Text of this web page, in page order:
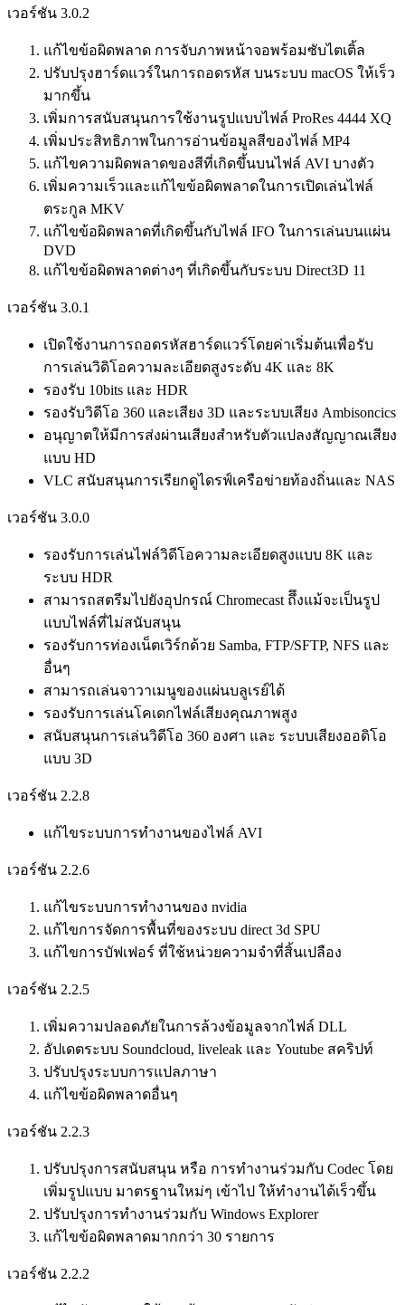
เวอร์ชัน 3.0.2
แก้ไขข้อผิดพลาด การจับภาพหน้าจอพร้อมซับไตเติ้ล
ปรับปรุงฮาร์ดแวร์ในการถอดรหัส บนระบบ macOS ให้เร็ว
มากขึ้น
เพิ่มการสนับสนุนการใช้งานรูปแบบไฟล์ ProRes 4444 XQ
เพิ่มประสิทธิภาพในการอ่านข้อมูลสีของไฟล์ MP4
แก้ไขความผิดพลาดของสีที่เกิดขึ้นบนไฟล์ AVI บางตัว
เพิ่มความเร็วและแก้ไขข้อผิดพลาดในการเปิดเล่นไฟล์
ตระกูล MKV
แก้ไขข้อผิดพลาดที่เกิดขึ้นกับไฟล์ IFO ในการเล่นบนแผ่น
DVD
แก้ไขข้อผิดพลาดต่างๆ ที่เกิดขึ้นกับระบบ Direct3D 11
เวอร์ชัน 3.0.1
เปิดใช้งานการถอดรหัสฮาร์ดแวร์โดยค่าเริ่มต้นเพื่อรับ
การเล่นวิดิโอความละเอียดสูงระดับ 4K และ 8K
รองรับ 10bits และ HDR
รองรับวิดีโอ 360 และเสียง 3D และระบบเสียง Ambisoncics
อนุญาตให้มีการส่งผ่านเสียงสำหรับตัวแปลงสัญญาณเสียง
แบบ HD
VLC สนับสนุนการเรียกดูไดรฟ์เครือข่ายท้องถิ่นและ NAS
เวอร์ชัน 3.0.0
รองรับการเล่นไฟล์วิดีโอความละเอียดสูงแบบ 8K และ
ระบบ HDR
สามารถสตรีมไปยังอุปกรณ์ Chromecast ถึึงแม้จะเป็นรูป
แบบไฟล์ที่ไม่สนับสนุน
รองรับการท่องเน็ตเวิร์กด้วย Samba, FTP/SFTP, NFS และ
อื่นๆ
สามารถเล่นจาวาเมนูของแผ่นบลูเรย์ได้
รองรับการเล่นโคเดกไฟล์เสียงคุณภาพสูง
สนับสนุนการเล่นวิดีโอ 360 องศา และ ระบบเสียงออดิโอ
แบบ 3D
เวอร์ชัน 2.2.8
แก้ไขระบบการทำงานของไฟล์ AVI
เวอร์ชัน 2.2.6
แก้ไขระบบการทำงานของ nvidia
แก้ไขการจัดการพื้นที่ของระบบ direct 3d SPU
แก้ไขการบัฟเฟอร์ ที่ใช้หน่วยความจำที่สิ้นเปลือง
เวอร์ชัน 2.2.5
เพิ่มความปลอดภัยในการล้วงข้อมูลจากไฟล์ DLL
อัปเดตระบบ Soundcloud, liveleak และ Youtube สคริปท์
ปรับปรุงระบบการแปลภาษา
แก้ไขข้อผิดพลาดอื่นๆ
เวอร์ชัน 2.2.3
ปรับปรุงการสนับสนุน หรือ การทำงานร่วมกับ Codec โดย
เพิ่มรูปแบบ มาตรฐานใหม่ๆ เข้าไป ให้ทำงานได้เร็วขึ้น
ปรับปรุงการทำงานร่วมกับ Windows Explorer
แก้ไขข้อผิดพลาดมากกว่า 30 รายการ
เวอร์ชัน 2.2.2